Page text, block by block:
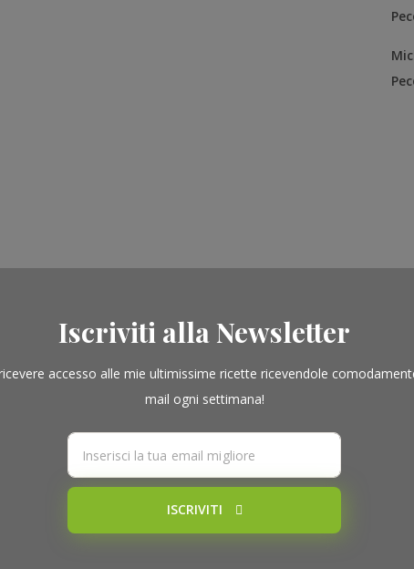
Iscriviti alla Newsletter
accesso alle mie ultimissime ricette ricevendole
mail ogni settimana!
ISCRIVITI